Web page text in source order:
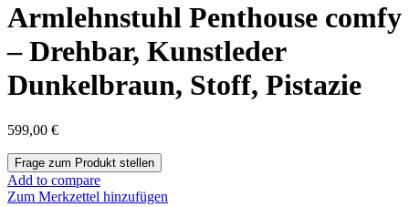
Armlehnstuhl Penthouse comfy
– Drehbar, Kunstleder
Dunkelbraun, Stoff, Pistazie
599,00 €
Add to compare
Zum Merkzettel hinzufügen